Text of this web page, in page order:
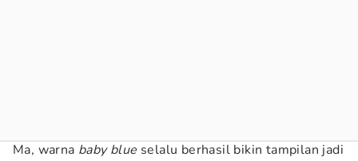
Ma, warna baby blue selalu berhasil bikin tampilan jadi